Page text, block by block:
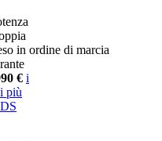
in ordine di marcia
€ i
più